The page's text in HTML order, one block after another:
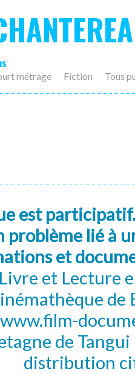
métrage Fiction Tous
est
problème lié à
et
et Lecture
de
de
distribution